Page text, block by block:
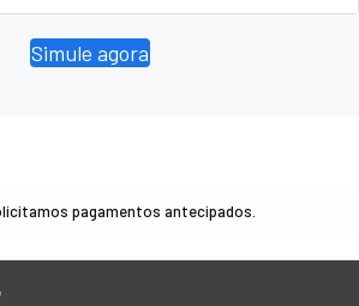
Simule agora
pagamentos antecipados.